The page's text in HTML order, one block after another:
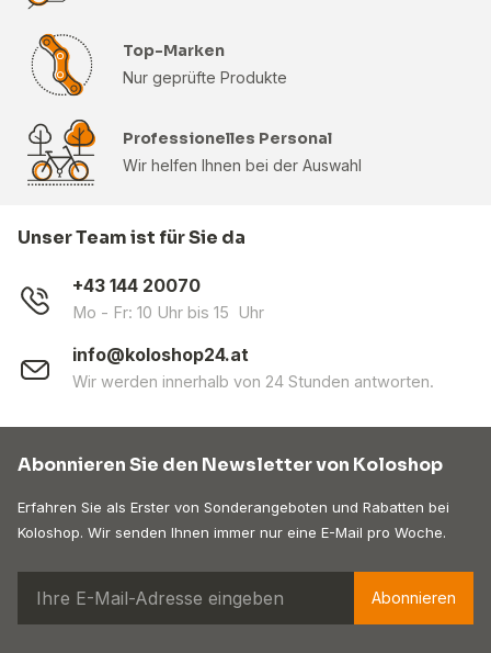
Top-Marken
Nur geprüfte Produkte
Professionelles Personal
Wir helfen Ihnen bei der Auswahl
Unser Team ist für Sie da
+43 144 20070
Mo - Fr: 10 Uhr bis 15 Uhr
info@koloshop24.at
Wir werden innerhalb von 24 Stunden antworten.
Abonnieren Sie den Newsletter von Koloshop
Erfahren Sie als Erster von Sonderangeboten und Rabatten bei
Koloshop. Wir senden Ihnen immer nur eine E-Mail pro Woche.
Abonnieren